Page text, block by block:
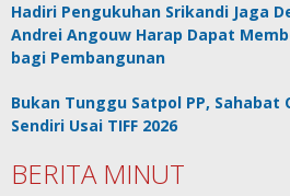
Hadiri Pengukuhan Srikandi Jaga
Andrei Angouw Harap Dapat
bagi Pembangunan
Bukan Tunggu Satpol PP, Sahabat
Sendiri Usai TIFF 2026
BERITA MINUT